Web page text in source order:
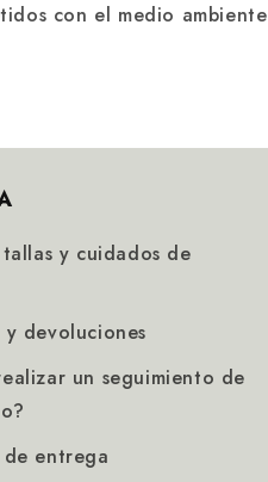
con el medio ambiente
y cuidados de
y devoluciones
un seguimiento de
de entrega